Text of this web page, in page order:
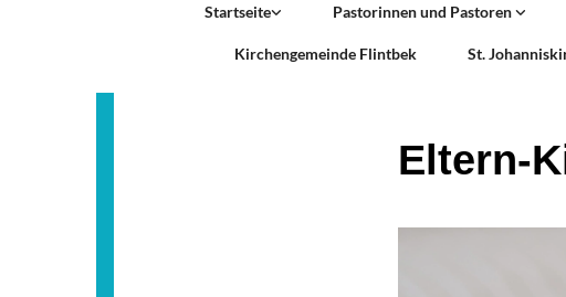
Startseite Pastorinnen und Pastoren
Kirchengemeinde Flintbek St.
Eltern-